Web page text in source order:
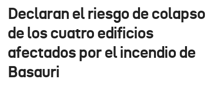
Ikusmiran
Eguraldia
Declaran el riesgo de colapso
de los cuatro edificios
afectados por el incendio de
Basauri